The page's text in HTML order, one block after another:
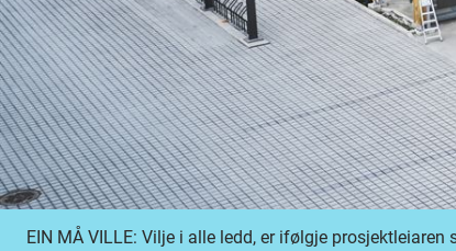
EIN MÅ VILLE: Vilje i alle ledd, er ifølgje